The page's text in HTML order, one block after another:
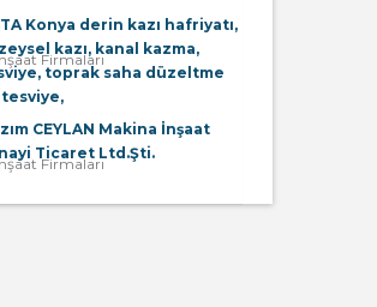
Konya derin kazı hafriyatı,
kazı, kanal kazma,
toprak saha düzeltme
Firmaları
CEYLAN Makina İnşaat
Ticaret Ltd.Şti.
Firmaları